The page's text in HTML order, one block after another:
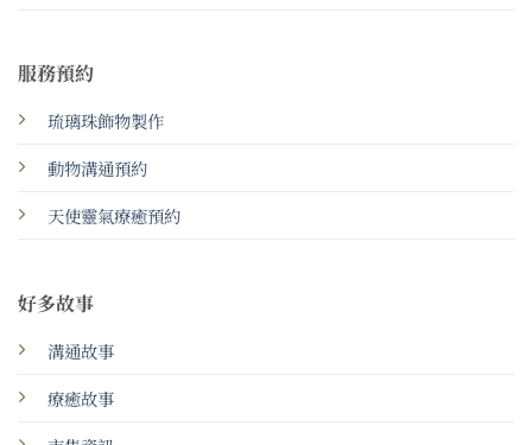
服務預約
琉璃珠飾物製作
動物溝通預約
天使靈氣療癒預約
好多故事
溝通故事
療癒故事